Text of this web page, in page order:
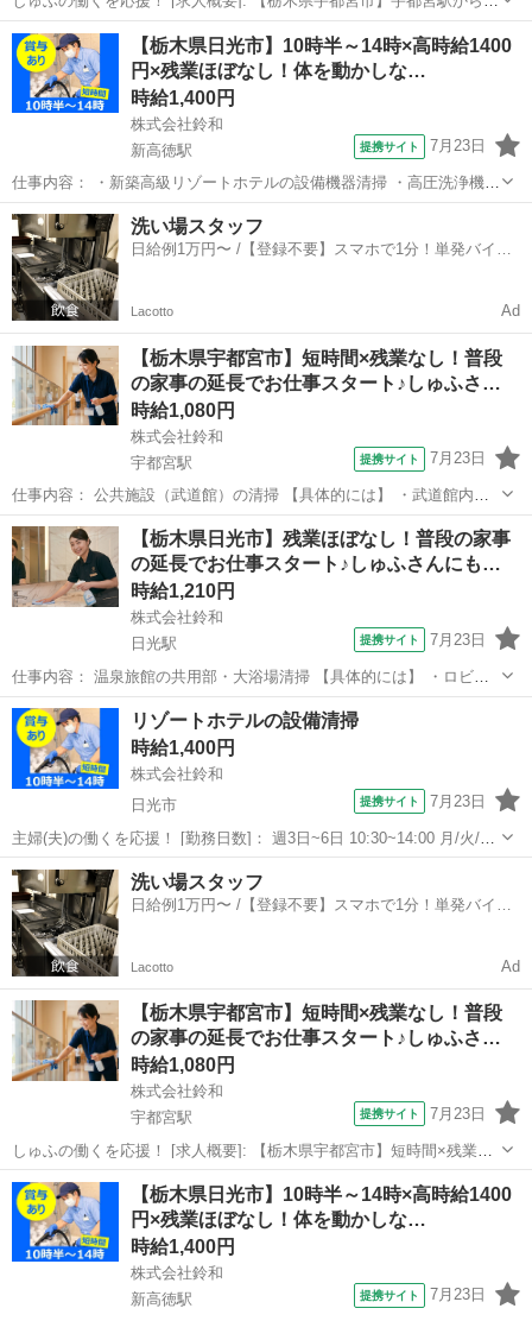
歩5分の好立地／週5日で安定収入！昇給・賞与あり！かんたん客室清
掃（ベッドメイク・掃除機がけなど）です！ [職種名]: シティホテルの
客室清掃・ルーム...
栃木 宇都宮駅 清掃
【栃木県日光市】10時半～14時×高時給1400
円×残業ほぼなし！体を動かしな…
時給1,400円
株式会社鈴和
新高徳駅
提携サイト 7月23日
仕事内容： ・新築高級リゾートホテルの設備機器清掃 ・高圧洗浄機を
使用し、浴槽内に設置されている昇温機（温水管理をする機械）の清
掃を行います。 ・4～6名程度のシフト制、作業は二人一組で行いま
す。 ＊昇温機の蓋が重いので力...
栃木 日光市 新高徳駅
洗い場スタッフ
日給例1万円〜 /【登録不要】スマホで1分！単発バイト
Lacotto Ad
【栃木県宇都宮市】短時間×残業なし！普段
の家事の延長でお仕事スタート♪しゅふさ…
時給1,080円
株式会社鈴和
宇都宮駅
提携サイト 7月23日
仕事内容： 公共施設（武道館）の清掃 【具体的には】 ・武道館内、
各スペースのモップ拭き、又は水拭きによる清掃 ・トイレ、くずか
ご、茶殻入れ等の清掃 ・玄関、出入口付近、その他スペースの清掃 ・
構内のごみ処理 ・ドア、洗面...
栃木 宇都宮市 宇都宮駅 清掃
【栃木県日光市】残業ほぼなし！普段の家事
の延長でお仕事スタート♪しゅふさんにも…
時給1,210円
株式会社鈴和
日光駅
提携サイト 7月23日
仕事内容： 温泉旅館の共用部・大浴場清掃 【具体的には】 ・ロビ
ー・廊下・水回りなど共用部の清掃 ・大浴場・脱衣所の清掃 ※経験の
ない方でも丁寧に指導しますので、安心してご応募ください。
...
栃木 日光市 日光駅
リゾートホテルの設備清掃
時給1,400円
株式会社鈴和
日光市
提携サイト 7月23日
主婦(夫)の働くを応援！ [勤務日数]： 週3日~6日 10:30~14:00 月/火/水/
木/金/土/日 などから選べます [勤務地・最寄駅]： 栃木県日光市高徳
38-3 サンクチュアリコート日光 ジャパニーズモダンリ...
栃木 日光市 清掃
洗い場スタッフ
日給例1万円〜 /【登録不要】スマホで1分！単発バイト
Lacotto Ad
【栃木県宇都宮市】短時間×残業なし！普段
の家事の延長でお仕事スタート♪しゅふさ…
時給1,080円
株式会社鈴和
宇都宮駅
提携サイト 7月23日
しゅふの働くを応援！ [求人概要]: 【栃木県宇都宮市】短時間×残業な
し！普段の家事の延長でお仕事スタート♪しゅふさんにもオススメの施
設清掃です！ [職種名]: 施設清掃スタッフ [勤務地・最寄駅]: 栃木県宇
都宮市西...
栃木 宇都宮駅 清掃
【栃木県日光市】10時半～14時×高時給1400
円×残業ほぼなし！体を動かしな…
時給1,400円
株式会社鈴和
新高徳駅
提携サイト 7月23日